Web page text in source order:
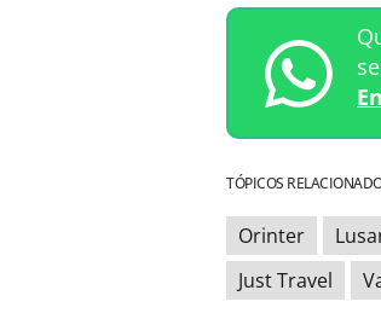
TÓPICOS
Orinter
Just Travel